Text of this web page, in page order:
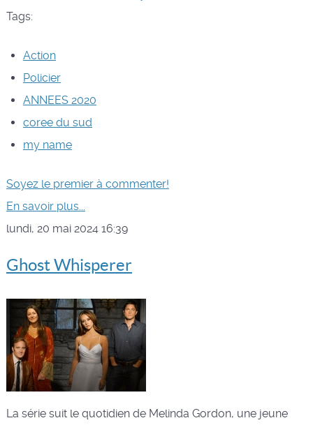
Tags:
Action
Policier
ANNEES 2020
coree du sud
my name
Soyez le premier à commenter!
En savoir plus...
lundi, 20 mai 2024 16:39
Ghost Whisperer
La série suit le quotidien de Melinda Gordon, une jeune